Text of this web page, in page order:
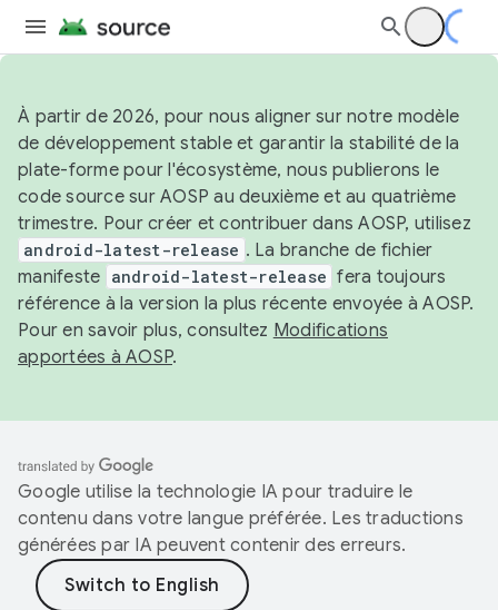
À partir de 2026, pour nous aligner sur notre modèle
de développement stable et garantir la stabilité de la
plate-forme pour l'écosystème, nous publierons le
code source sur AOSP au deuxième et au quatrième
trimestre. Pour créer et contribuer dans AOSP, utilisez
android-latest-release . La branche de fichier
manifeste android-latest-release fera toujours
référence à la version la plus récente envoyée à AOSP.
Pour en savoir plus, consultez Modifications
apportées à AOSP.
Google utilise la technologie IA pour traduire le
contenu dans votre langue préférée. Les traductions
générées par IA peuvent contenir des erreurs.